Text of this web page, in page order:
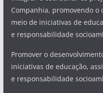
Companhia, promovendo
meio de iniciativas de
e responsabilidade
Promover o
iniciativas de educação,
e responsabilidade